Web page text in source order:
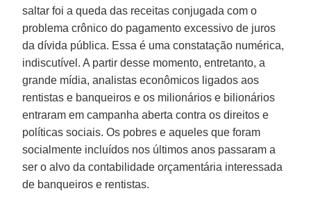
saltar foi a queda das receitas conjugada com o
problema crônico do pagamento excessivo de juros
da dívida pública. Essa é uma constatação numérica,
indiscutível. A partir desse momento, entretanto, a
grande mídia, analistas econômicos ligados aos
rentistas e banqueiros e os milionários e bilionários
entraram em campanha aberta contra os direitos e
políticas sociais. Os pobres e aqueles que foram
socialmente incluídos nos últimos anos passaram a
ser o alvo da contabilidade orçamentária interessada
de banqueiros e rentistas.